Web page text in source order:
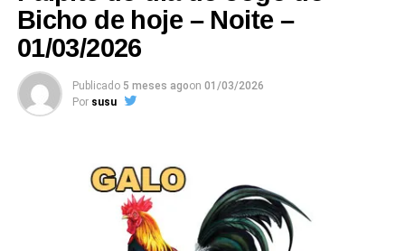
Não deixe de anotar.
Prepare caneta e papel e Anote cadapalpite
Bicho de hoje – Noite –
01/03/2026
Publicado 5 meses agoon 01/03/2026
Por susu